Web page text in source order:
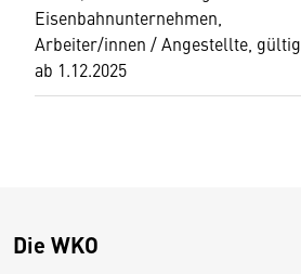
Eisenbahnunternehmen,
Arbeiter/innen / Angestellte, gültig
ab 1.12.2025
Die WKO